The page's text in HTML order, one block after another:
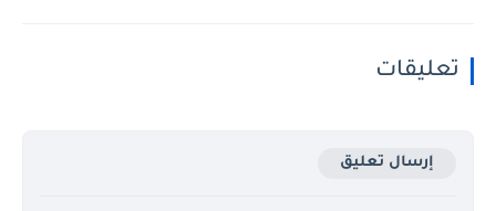
تعليقات
إرسال تعليق